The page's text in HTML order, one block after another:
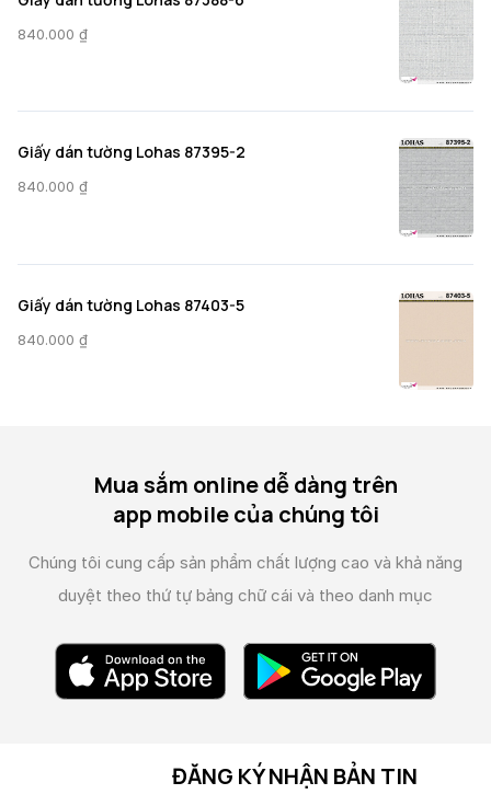
840.000 ₫
Giấy dán tường Lohas 87395-2
840.000 ₫
Giấy dán tường Lohas 87403-5
840.000 ₫
Mua sắm online dễ dàng trên
app mobile của chúng tôi
Chúng tôi cung cấp sản phẩm chất lượng cao và khả năng
duyệt theo thứ tự bảng chữ cái và theo danh mục
ĐĂNG KÝ NHẬN BẢN TIN